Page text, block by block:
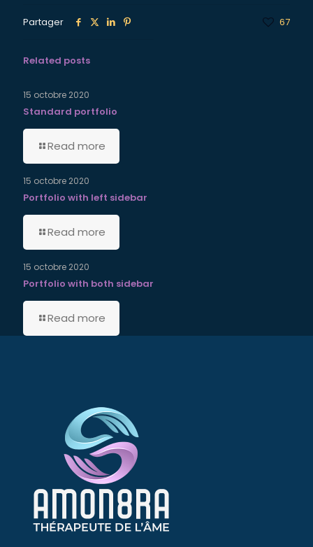
Partager 67
Related posts
15 octobre 2020
Standard portfolio
Read more
15 octobre 2020
Portfolio with left sidebar
Read more
15 octobre 2020
Portfolio with both sidebar
Read more